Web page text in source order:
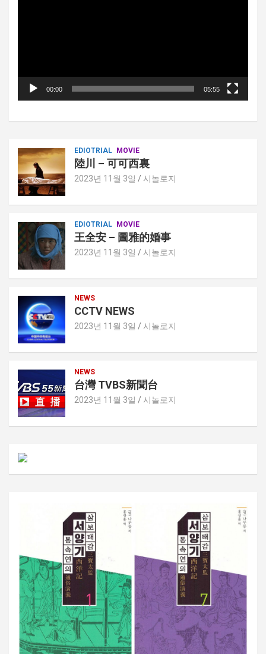
00:00 05:55
EDIOTRIAL MOVIE
陸川 – 可可西裏
2023년 11월 3일 시놀로지
EDIOTRIAL MOVIE
王全安 – 圖雅的婚事
2023년 11월 3일 시놀로지
NEWS
CCTV NEWS
2023년 11월 3일 시놀로지
NEWS
台灣 TVBS新聞台
2023년 11월 3일 시놀로지